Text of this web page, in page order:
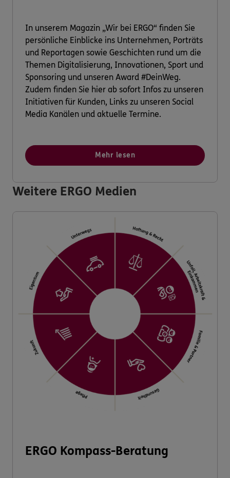
In unserem Magazin „Wir bei ERGO“ finden Sie
persönliche Einblicke ins Unternehmen, Porträts
und Reportagen sowie Geschichten rund um die
Themen Digitalisierung, Innovationen, Sport und
Sponsoring und unseren Award #DeinWeg.
Zudem finden Sie hier ab sofort Infos zu unseren
Initiativen für Kunden, Links zu unseren Social
Media Kanälen und aktuelle Termine.
Mehr lesen
Weitere ERGO Medien
ERGO Kompass-Beratung